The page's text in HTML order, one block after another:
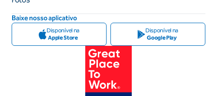
Baixe nosso aplicativo
Disponível na
Apple Store
Disponível na
Google Play